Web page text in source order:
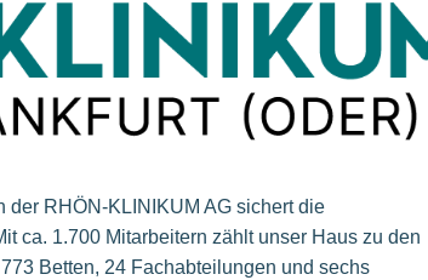
der RHÖN-KLINIKUM AG sichert die
ca. 1.700 Mitarbeitern zählt unser Haus zu den
Betten, 24 Fachabteilungen und sechs